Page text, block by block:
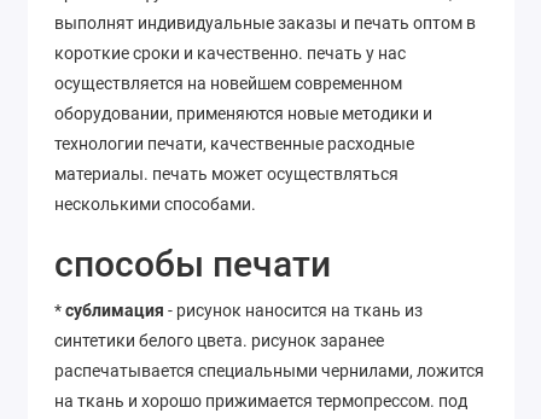
выполнят индивидуальные заказы и печать оптом в
короткие сроки и качественно. печать у нас
осуществляется на новейшем современном
оборудовании, применяются новые методики и
технологии печати, качественные расходные
материалы. печать может осуществляться
несколькими способами.
способы печати
*сублимация - рисунок наносится на ткань из
синтетики белого цвета. рисунок заранее
распечатывается специальными чернилами, ложится
на ткань и хорошо прижимается термопрессом. под